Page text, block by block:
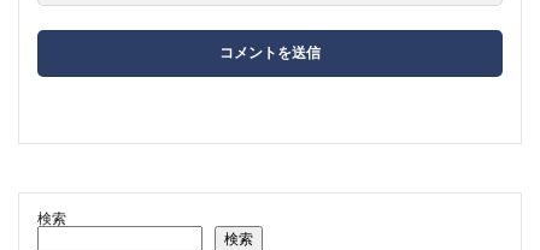
検索
検索